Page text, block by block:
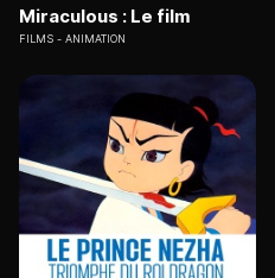
Miraculous : Le film
FILMS ANIMATION